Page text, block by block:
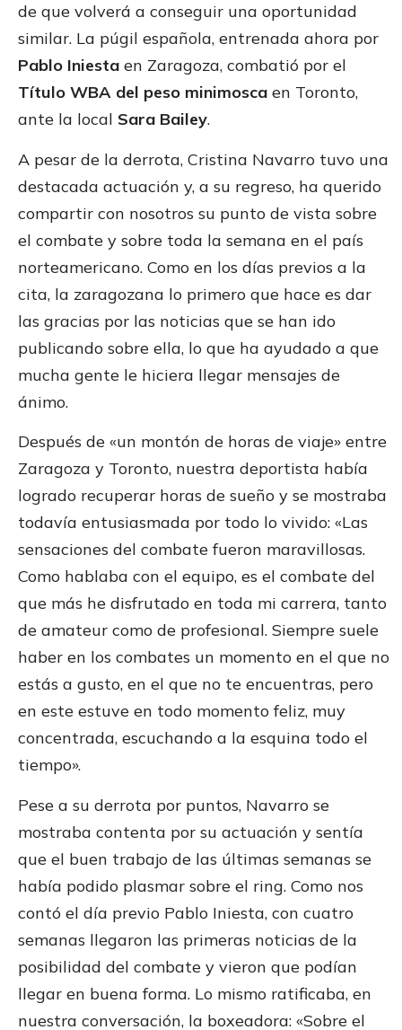
de que volverá a conseguir una oportunidad
similar. La púgil española, entrenada ahora por
Pablo Iniesta en Zaragoza, combatió por el
Título WBA del peso minimosca en Toronto,
ante la local Sara Bailey.
A pesar de la derrota, Cristina Navarro tuvo una
destacada actuación y, a su regreso, ha querido
compartir con nosotros su punto de vista sobre
el combate y sobre toda la semana en el país
norteamericano. Como en los días previos a la
cita, la zaragozana lo primero que hace es dar
las gracias por las noticias que se han ido
publicando sobre ella, lo que ha ayudado a que
mucha gente le hiciera llegar mensajes de
ánimo.
Después de «un montón de horas de viaje» entre
Zaragoza y Toronto, nuestra deportista había
logrado recuperar horas de sueño y se mostraba
todavía entusiasmada por todo lo vivido: «Las
sensaciones del combate fueron maravillosas.
Como hablaba con el equipo, es el combate del
que más he disfrutado en toda mi carrera, tanto
de amateur como de profesional. Siempre suele
haber en los combates un momento en el que no
estás a gusto, en el que no te encuentras, pero
en este estuve en todo momento feliz, muy
concentrada, escuchando a la esquina todo el
tiempo».
Pese a su derrota por puntos, Navarro se
mostraba contenta por su actuación y sentía
que el buen trabajo de las últimas semanas se
había podido plasmar sobre el ring. Como nos
contó el día previo Pablo Iniesta, con cuatro
semanas llegaron las primeras noticias de la
posibilidad del combate y vieron que podían
llegar en buena forma. Lo mismo ratificaba, en
nuestra conversación, la boxeadora: «Sobre el